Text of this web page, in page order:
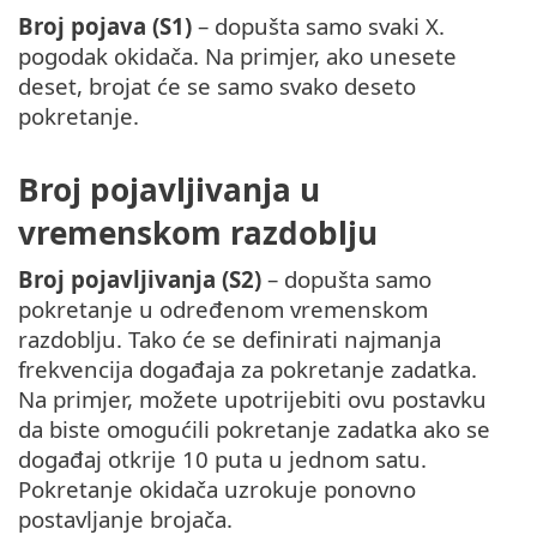
Broj pojava (S1) – dopušta samo svaki X.
pogodak okidača. Na primjer, ako unesete
deset, brojat će se samo svako deseto
pokretanje.
Broj pojavljivanja u
vremenskom razdoblju
Broj pojavljivanja (S2) – dopušta samo
pokretanje u određenom vremenskom
razdoblju. Tako će se definirati najmanja
frekvencija događaja za pokretanje zadatka.
Na primjer, možete upotrijebiti ovu postavku
da biste omogućili pokretanje zadatka ako se
događaj otkrije 10 puta u jednom satu.
Pokretanje okidača uzrokuje ponovno
postavljanje brojača.